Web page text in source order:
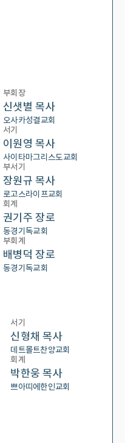
부회장
신샛별 목사
오사카성결교회
서기
이원영 목사
사이타마그리스도교회
부서기
장원규 목사
로고스라이프교회
회계
권기주 장로
동경기독교회
부회계
배병덕 장로
동경기독교회
서기
신형채 목사
데트몰트찬양교회
회계
박한웅 목사
쁘아띠에한인교회